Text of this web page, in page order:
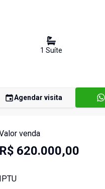
1 Suíte
Agendar visita
venda
R$ 620.000,00
IPTU